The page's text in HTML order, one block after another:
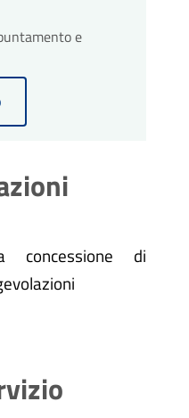
e
concessione di